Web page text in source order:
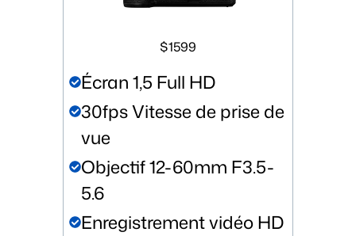
$1599
Écran 1,5 Full HD
30fps Vitesse de prise de
vue
Objectif 12-60mm F3.5-
5.6
Enregistrement vidéo HD